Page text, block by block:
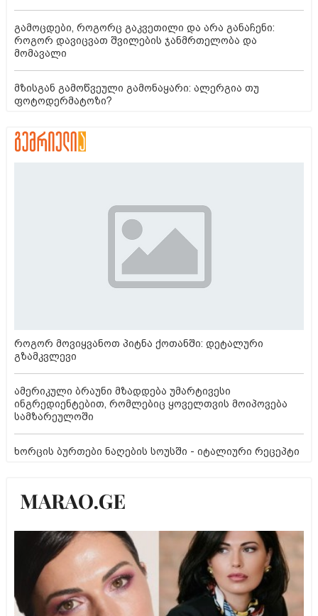
გამოცდები, როგორც გაკვეთილი და არა განაჩენი:
როგორ დავიცვათ შვილების ჯანმრთელობა და
მომავალი
მზისგან გამოწვეული გამონაყარი: ალერგია თუ
ფოტოდერმატოზი?
როგორ მოვიყვანოთ პიტნა ქოთანში: დეტალური
გზამკვლევი
ამერიკული ბრაუნი მზადდება უმარტივესი
ინგრედიენტებით, რომლებიც ყოველთვის მოიპოვება
სამზარეულოში
ხორცის ბურთები ნაღების სოუსში - იტალიური რეცეპტი